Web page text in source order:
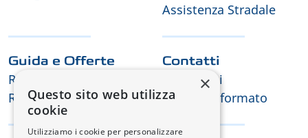
Assistenza Stradale
Guida e Offerte
Richiesta di Test Drive
Richiesta offerta
Contatti
Contattaci
Tienimi informato
×
Questo sito web utilizza
cookie
Utilizziamo i cookie per personalizzare